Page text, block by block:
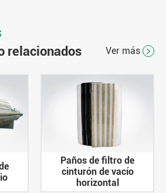
relacionados Ver más 
Paños de filtro de
cinturón de vacío
horizontal